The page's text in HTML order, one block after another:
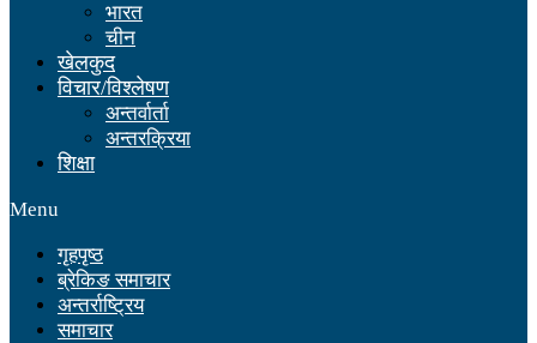
भारत
चीन
खेलकुद
विचार/विश्लेषण
अन्तर्वार्ता
अन्तरक्रिया
शिक्षा
Menu
गृहपृष्ठ
ब्रेकिङ समाचार
अन्तर्राष्ट्रिय
समाचार